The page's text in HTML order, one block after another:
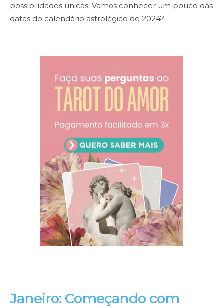
possibilidades únicas. Vamos conhecer um pouco das
datas do calendário astrológico de 2024?
Janeiro: Começando com